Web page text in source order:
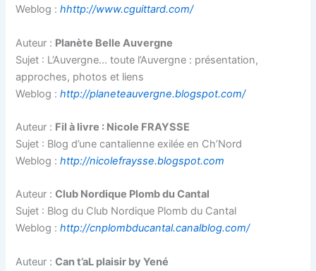
Weblog :hhttp://www.cguittard.com/
Auteur : Planète Belle Auvergne
Sujet : L’Auvergne… toute l’Auvergne : présentation,
approches, photos et liens
Weblog :http://planeteauvergne.blogspot.com/
Auteur : Fil à livre : Nicole FRAYSSE
Sujet : Blog d’une cantalienne exilée en Ch’Nord
Weblog :http://nicolefraysse.blogspot.com
Auteur :Club Nordique Plomb du Cantal
Sujet : Blog du Club Nordique Plomb du Cantal
Weblog :http://cnplombducantal.canalblog.com/
Auteur :Can t’aL plaisir by Yené